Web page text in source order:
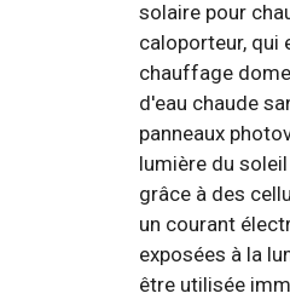
solaire pour
caloporteur, qui
chauffage
d'eau chaude
panneaux
lumière du
grâce à des
un courant
exposées à la
être utilisée